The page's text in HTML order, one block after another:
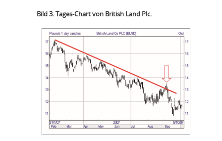
Bild 3. Tages-Chart von British Land Plc.